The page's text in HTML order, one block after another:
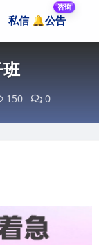
私信 🔔公告
咨询
150 0